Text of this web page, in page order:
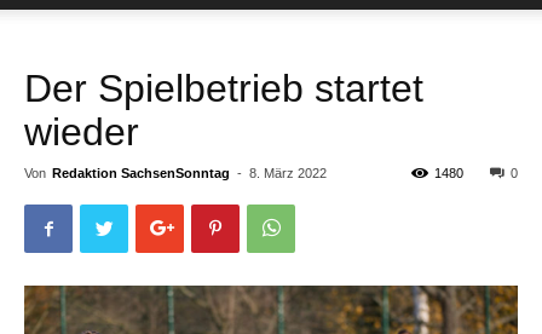
Der Spielbetrieb startet
wieder
Von Redaktion SachsenSonntag - 8. März 2022 0
1480